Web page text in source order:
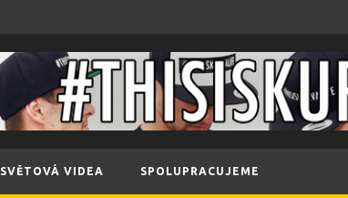
SVĚTOVÁ VIDEA SPOLUPRACUJEME